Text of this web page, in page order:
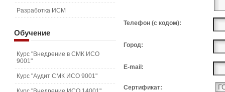
Телефон (с кодом):
Город:
E-mail:
Сертификат:
Разработка ИСМ
Обучение
Курс "Внедрение в СМК ИСО
9001"
Курс "Аудит СМК ИСО 9001"